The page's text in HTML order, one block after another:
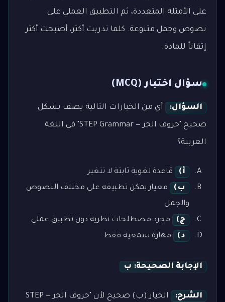
على الأمثلة المتعددة، ثم التطبيق العملي على
نصوص وجمل متنوعة. كلما تدربت أكثر، أصبحت أكثر
إتقاناً للمادة.
سؤال اختبار (MCQ)
السؤال: أي من الخيارات التالية يصف بشكل
صحيح "حروف الجر — STEP Grammar" في اللغة
العربية؟
أ)
قاعدة لغوية ثابتة لا تتغير
ب)
معيار يمكن تطبيقه على مختلف النصوص
والجمل
ج)
مجرد مصطلحات نظرية دون تطبيق عملي
د)
مهارة سمعية فقط
الإجابة الصحيحة: ب
الشرح: الخيار (ب) صحيح لأن "حروف الجر — STEP